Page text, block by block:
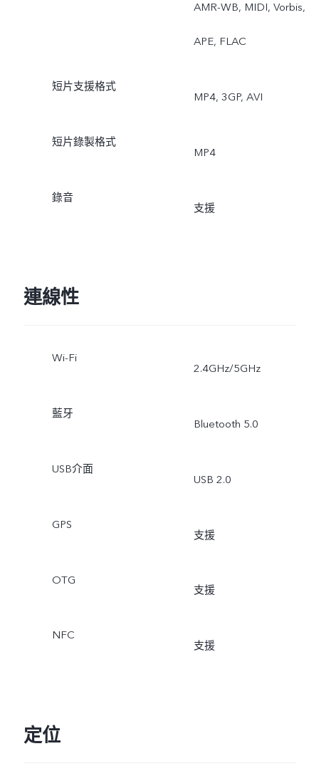
AMR-WB, MIDI, Vorbis,
APE, FLAC
短片支援格式
MP4, 3GP, AVI
短片錄製格式
MP4
錄音
支援
連線性
Wi-Fi
2.4GHz/5GHz
藍牙
Bluetooth 5.0
USB介面
USB 2.0
GPS
支援
OTG
支援
NFC
支援
定位